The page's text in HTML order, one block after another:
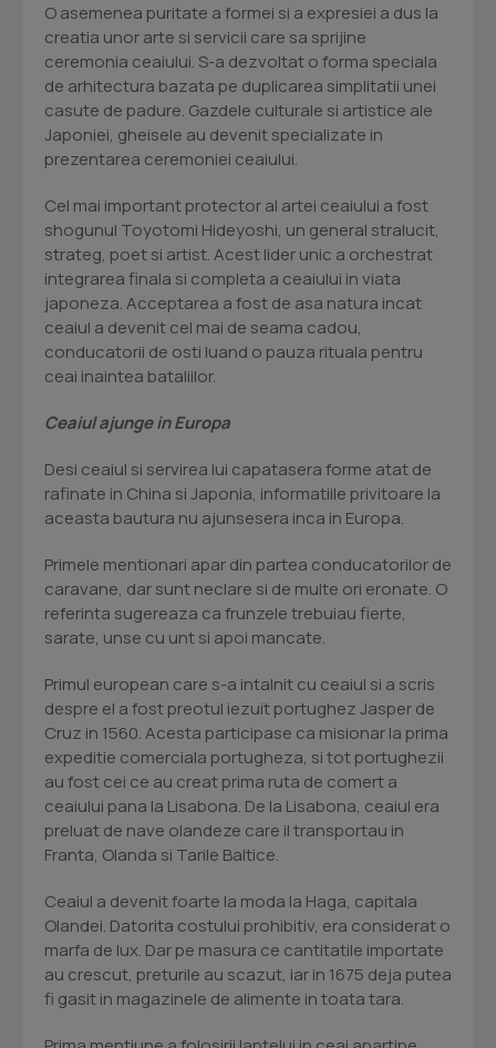
O asemenea puritate a formei si a expresiei a dus la
creatia unor arte si servicii care sa sprijine
ceremonia ceaiului. S-a dezvoltat o forma speciala
de arhitectura bazata pe duplicarea simplitatii unei
casute de padure. Gazdele culturale si artistice ale
Japoniei, gheisele au devenit specializate in
prezentarea ceremoniei ceaiului.
Cel mai important protector al artei ceaiului a fost
shogunul Toyotomi Hideyoshi, un general stralucit,
strateg, poet si artist. Acest lider unic a orchestrat
integrarea finala si completa a ceaiului in viata
japoneza. Acceptarea a fost de asa natura incat
ceaiul a devenit cel mai de seama cadou,
conducatorii de osti luand o pauza rituala pentru
ceai inaintea bataliilor.
Ceaiul ajunge in Europa
Desi ceaiul si servirea lui capatasera forme atat de
rafinate in China si Japonia, informatiile privitoare la
aceasta bautura nu ajunsesera inca in Europa.
Primele mentionari apar din partea conducatorilor de
caravane, dar sunt neclare si de multe ori eronate. O
referinta sugereaza ca frunzele trebuiau fierte,
sarate, unse cu unt si apoi mancate.
Primul european care s-a intalnit cu ceaiul si a scris
despre el a fost preotul iezuit portughez Jasper de
Cruz in 1560. Acesta participase ca misionar la prima
expeditie comerciala portugheza, si tot portughezii
au fost cei ce au creat prima ruta de comert a
ceaiului pana la Lisabona. De la Lisabona, ceaiul era
preluat de nave olandeze care il transportau in
Franta, Olanda si Tarile Baltice.
Ceaiul a devenit foarte la moda la Haga, capitala
Olandei. Datorita costului prohibitiv, era considerat o
marfa de lux. Dar pe masura ce cantitatile importate
au crescut, preturile au scazut, iar in 1675 deja putea
fi gasit in magazinele de alimente in toata tara.